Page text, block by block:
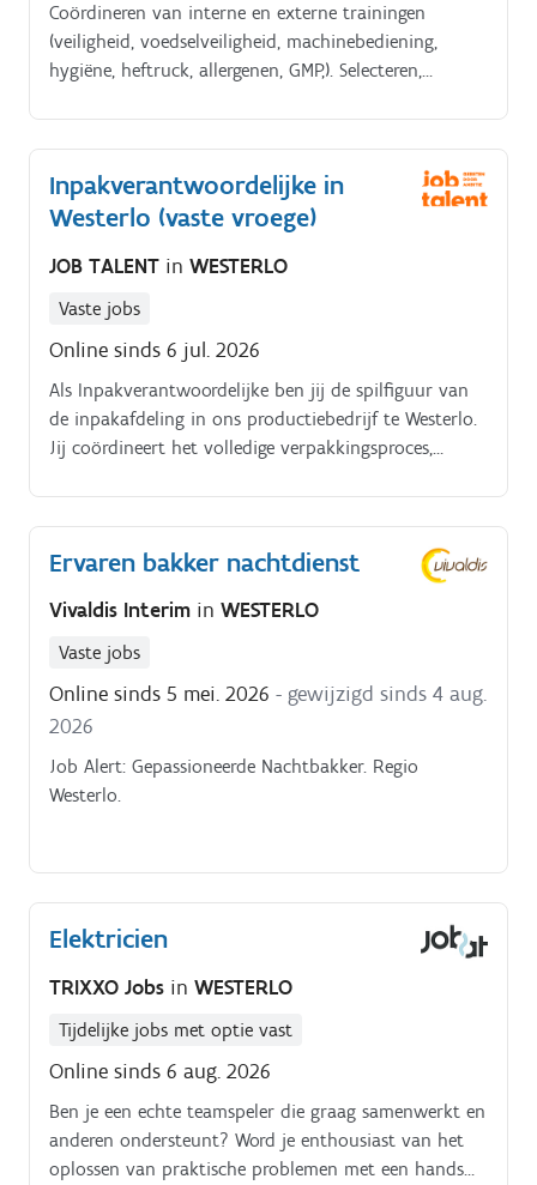
Coördineren van interne en externe trainingen
(veiligheid, voedselveiligheid, machinebediening,
hygiëne, heftruck, allergenen, GMP,). Selecteren,
Inpakverantwoordelijke in
Westerlo (vaste vroege)
JOB TALENT in WESTERLO
Vaste jobs
Online sinds 6 jul. 2026
Als Inpakverantwoordelijke ben jij de spilfiguur van
de inpakafdeling in ons productiebedrijf te Westerlo.
Jij coördineert het volledige verpakkingsproces,
tijdig en volgens de hoogste kwaliteitsnormen
worden verpakt.
Ervaren bakker nachtdienst
Vivaldis Interim in WESTERLO
Vaste jobs
Online sinds 5 mei. 2026 - gewijzigd sinds 4 aug.
2026
Job Alert: Gepassioneerde Nachtbakker. Regio
Westerlo.
Elektricien
TRIXXO Jobs in WESTERLO
Tijdelijke jobs met optie vast
Online sinds 6 aug. 2026
Ben je een echte teamspeler die graag samenwerkt en
anderen ondersteunt? Word je enthousiast van het
oplossen van praktische problemen met een hands